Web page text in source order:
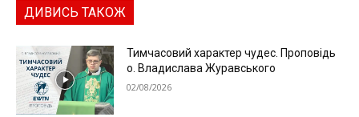
ДИВИСЬ ТАКОЖ
Тимчасовий характер чудес. Проповідь
о. Владислава Журавського
02/08/2026